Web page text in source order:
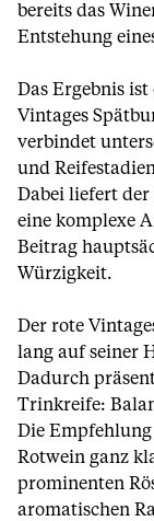
bereits das
Entstehung
Das Ergebnis
Vintages
verbindet
und
Dabei liefert
eine komplexe
Beitrag
Würzigkeit.
Der rote
lang auf seiner
Dadurch
Trinkreife:
Die
Rotwein ganz
prominenten
aromatischen